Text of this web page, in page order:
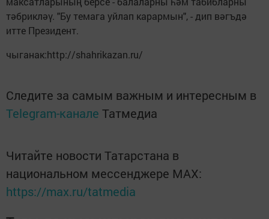
тәбрикләү. "Бу темага уйлап карармын", - дип вәгъдә
итте Президент.
чыганак:http://shahrikazan.ru/
Следите за самым важным и интересным в
Telegram-канале Татмедиа
Читайте новости Татарстана в
национальном мессенджере MАХ:
https://max.ru/tatmedia